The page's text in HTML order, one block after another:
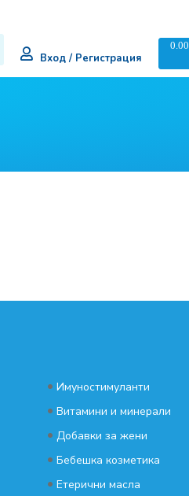
Вход / Регистрация
0.00
• Имуностимуланти
• Витамини и минерали
• Добавки за жени
• Бебешка козметика
• Етерични масла